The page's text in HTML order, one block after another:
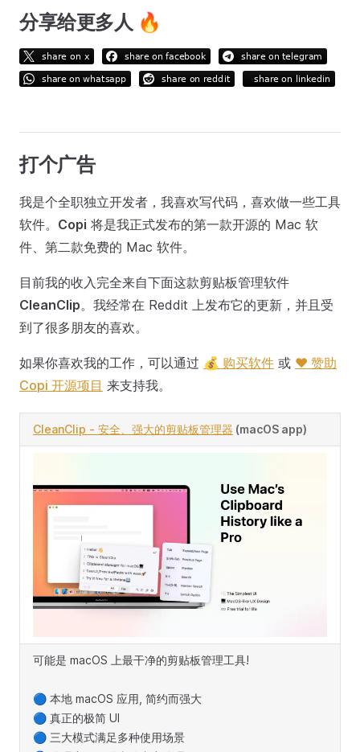
分享给更多人 🔥
打个广告
我是个全职独立开发者，我喜欢写代码，喜欢做一些工具
软件。 Copi 将是我正式发布的第一款开源的 Mac 软
件、第二款免费的 Mac 软件。
目前我的收入完全来自下面这款剪贴板管理软件
CleanClip。我经常在 Reddit 上发布它的更新，并且受
到了很多朋友的喜欢。
如果你喜欢我的工作，可以通过 💰 购买软件 或 ❤️ 赞助
Copi 开源项目 来支持我。
CleanClip - 安全、强大的剪贴板管理器 (macOS app)
可能是 macOS 上最干净的剪贴板管理工具!
🔵 本地 macOS 应用, 简约而强大
🔵 真正的极简 UI
🔵 三大模式满足多种使用场景